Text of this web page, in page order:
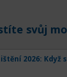
svůj
2026: